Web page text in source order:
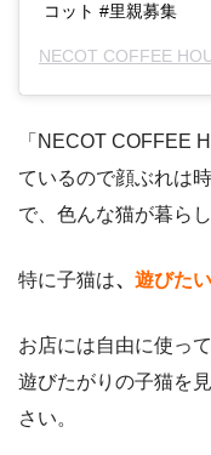
コット #里親募集
NECOT COFFEE
「NECOT COFFEE
ているので顔ぶれは
で、色んな猫が暮らし
特に子猫は、 遊びた
お店には自由に使っ
遊びたがりの子猫を
さい。